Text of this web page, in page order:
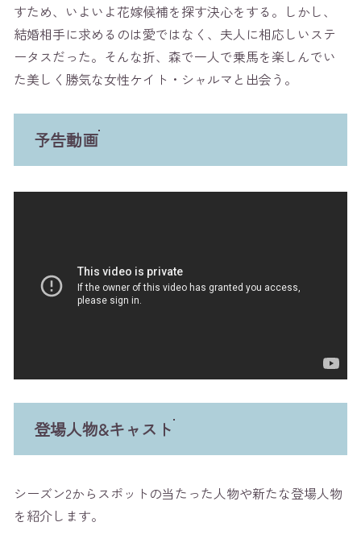
すため、いよいよ花嫁候補を探す決心をする。しかし、
結婚相手に求めるのは愛ではなく、夫人に相応しいステ
ータスだった。そんな折、森で一人で乗馬を楽しんでい
た美しく勝気な女性ケイト・シャルマと出会う。
予告動画
登場人物&キャスト
シーズン2からスポットの当たった人物や新たな登場人物
を紹介します。